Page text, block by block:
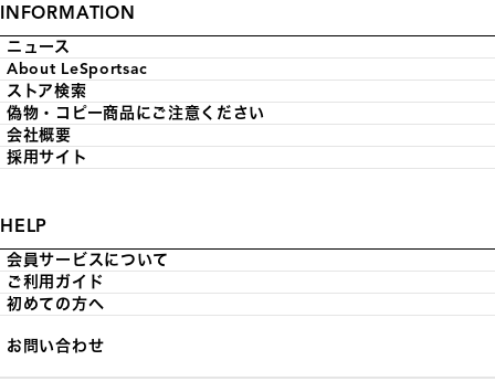
INFORMATION
ニュース
About LeSportsac
ストア検索
偽物・コピー商品にご注意ください
会社概要
採用サイト
HELP
会員サービスについて
ご利用ガイド
初めての方へ
お問い合わせ